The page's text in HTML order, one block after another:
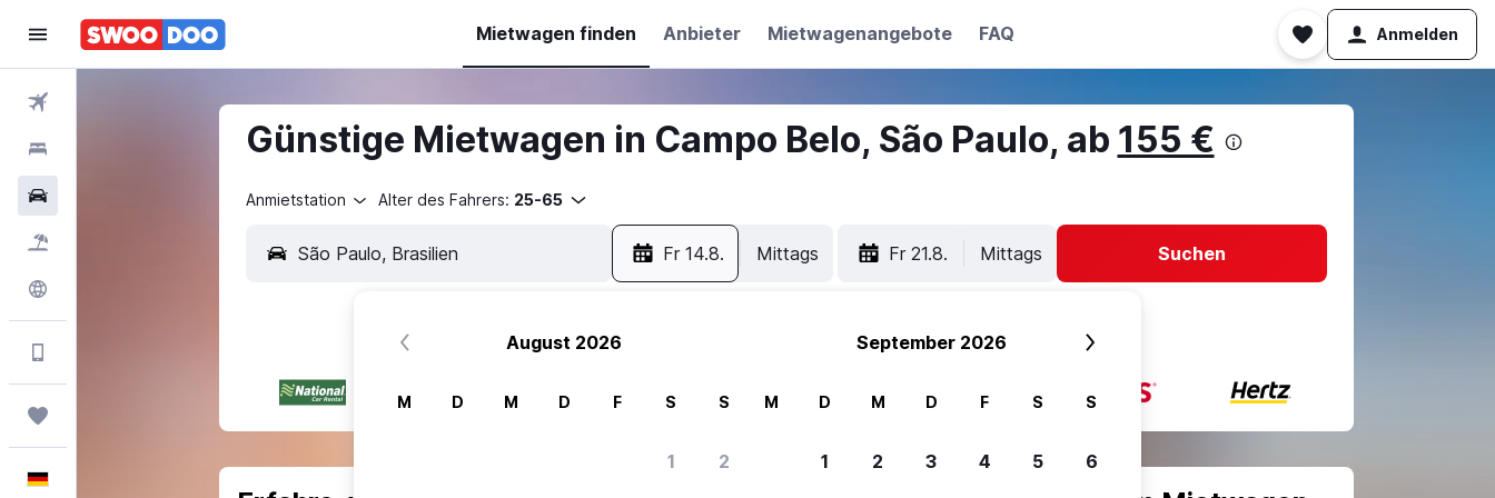
Mietwagen finden Anbieter Mietwagenangebote FAQ Anmelden
Günstige Mietwagen in Campo Belo, São Paulo, ab 155 €
Anmietstation Alter des Fahrers: 25-65
Fr 14.8. Mittags Fr 21.8. Mittags Suchen
August 2026
M D M D F S S
1 2
September 2026
M D M D F S S
1 2 3 4 5 6